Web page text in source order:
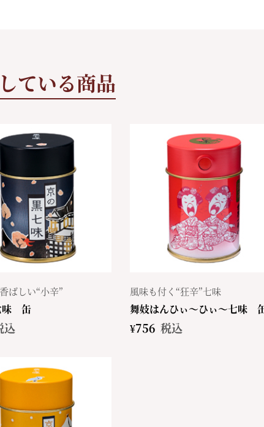
ている商品
ばしい“小辛”
味 缶
込
風味も付く“狂辛”七味
舞妓はんひぃ～ひぃ～七味
¥756 税込